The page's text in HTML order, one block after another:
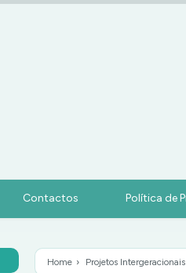
Contactos Política de
Home › Projetos Intergeracionais